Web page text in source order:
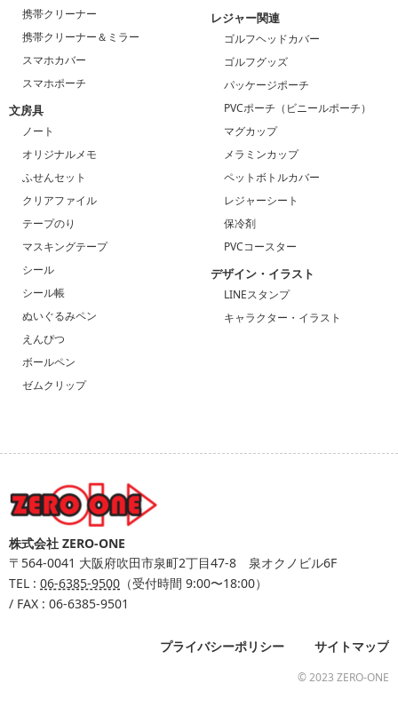
携帯クリーナー
携帯クリーナー＆ミラー
スマホカバー
スマホポーチ
文房具
ノート
オリジナルメモ
ふせんセット
クリアファイル
テープのり
マスキングテープ
シール
シール帳
ぬいぐるみペン
えんぴつ
ボールペン
ゼムクリップ
レジャー関連
ゴルフヘッドカバー
ゴルフグッズ
パッケージポーチ
PVCポーチ（ビニールポーチ）
マグカップ
メラミンカップ
ペットボトルカバー
レジャーシート
保冷剤
PVCコースター
デザイン・イラスト
LINEスタンプ
キャラクター・イラスト
株式会社 ZERO-ONE
〒564-0041 大阪府吹田市泉町2丁目47-8 泉オクノビル6F
TEL : 06-6385-9500 （受付時間 9:00〜18:00）
/ FAX : 06-6385-9501
プライバシーポリシー サイトマップ
© 2023 ZERO-ONE